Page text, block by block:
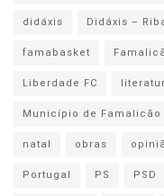
didáxis
Didáxis –
famabasket
Liberdade FC
Município de Famalicão
natal
obras
Portugal
PS PSD